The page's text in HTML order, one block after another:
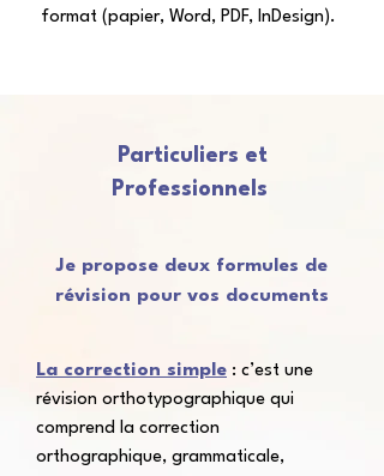
format (papier, Word, PDF, InDesign).
Particuliers et
Professionnels
Je propose deux formules de
révision pour vos documents
La correction simple : c’est une
révision orthotypographique qui
comprend la correction
orthographique, grammaticale,